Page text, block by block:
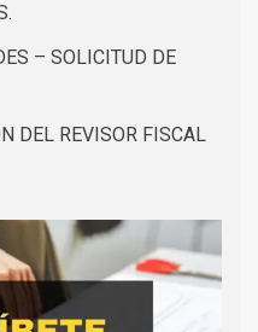
– SOLICITUD DE
DEL REVISOR FISCAL